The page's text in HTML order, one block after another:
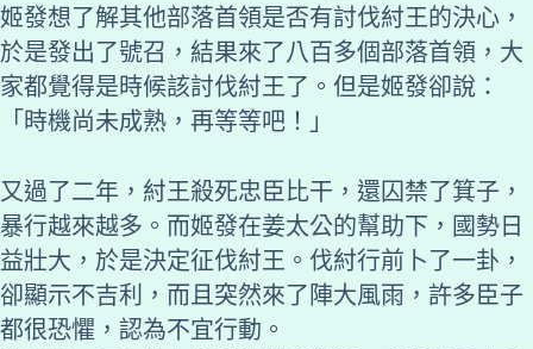
姬發想了解其他部落首領是否有討伐紂王的決心，
於是發出了號召，結果來了八百多個部落首領，大
家都覺得是時候該討伐紂王了。但是姬發卻說：
「時機尚未成熟，再等等吧！」
又過了二年，紂王殺死忠臣比干，還囚禁了箕子，
暴行越來越多。而姬發在姜太公的幫助下，國勢日
益壯大，於是決定征伐紂王。伐紂行前卜了一卦，
卻顯示不吉利，而且突然來了陣大風雨，許多臣子
都很恐懼，認為不宜行動。